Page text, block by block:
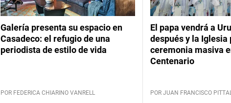
Galería presenta su espacio en
Casadeco: el refugio de una
periodista de estilo de vida
POR FEDERICA CHIARINO VANRELL
El papa vendrá a
después y la Iglesia
ceremonia masiva
Centenario
POR JUAN FRANCISCO